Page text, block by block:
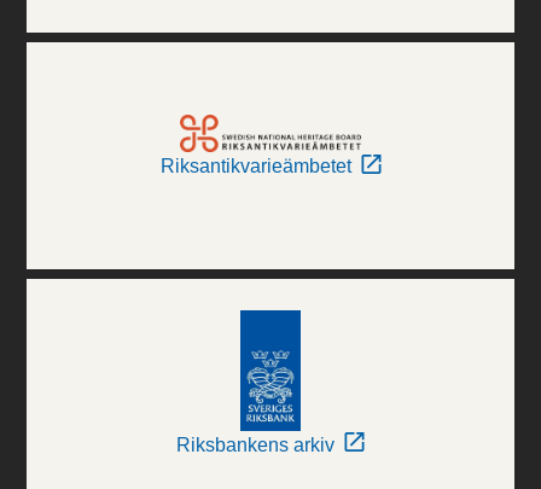
Riksantikvarieämbetet
Riksbankens arkiv